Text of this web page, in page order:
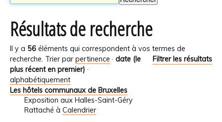
Résultats de recherche
Il y a 56 éléments qui correspondent à vos termes de
recherche.
Filtrer les résultats
Trier par pertinence · date (le
plus récent en premier) ·
alphabétiquement
Les hôtels communaux de Bruxelles
Exposition aux Halles-Saint-Géry
Rattaché à Calendrier